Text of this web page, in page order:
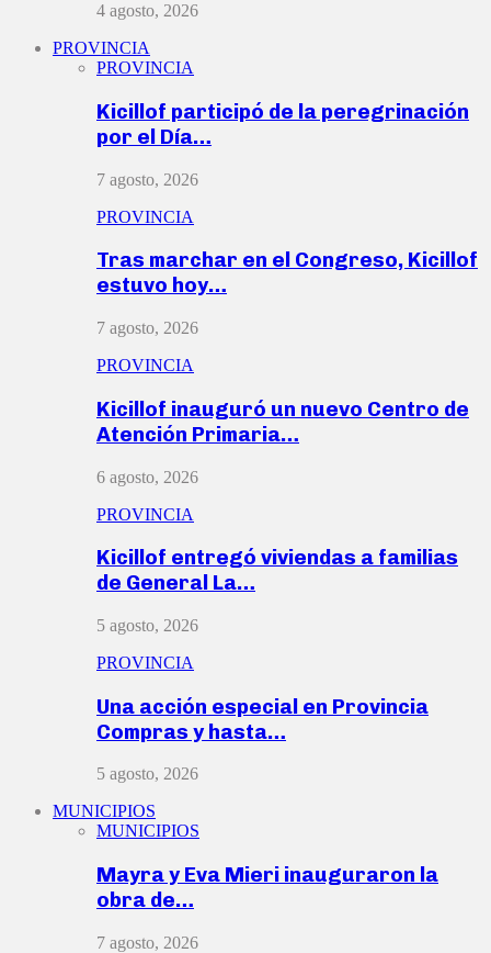
4 agosto, 2026
PROVINCIA
PROVINCIA
Kicillof participó de la peregrinación
por el Día…
7 agosto, 2026
PROVINCIA
Tras marchar en el Congreso, Kicillof
estuvo hoy…
7 agosto, 2026
PROVINCIA
Kicillof inauguró un nuevo Centro de
Atención Primaria…
6 agosto, 2026
PROVINCIA
Kicillof entregó viviendas a familias
de General La…
5 agosto, 2026
PROVINCIA
Una acción especial en Provincia
Compras y hasta…
5 agosto, 2026
MUNICIPIOS
MUNICIPIOS
Mayra y Eva Mieri inauguraron la
obra de…
7 agosto, 2026